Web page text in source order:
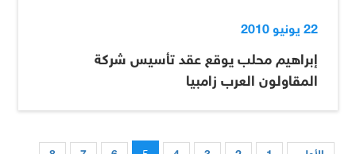
22 يونيو 2010
إبراهيم محلب يوقع عقد تأسيس شركة
المقاولون العرب زامبيا